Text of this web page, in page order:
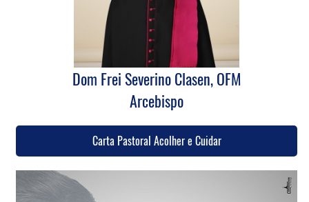
Dom Frei Severino Clasen, OFM
Arcebispo
Carta Pastoral Acolher e Cuidar